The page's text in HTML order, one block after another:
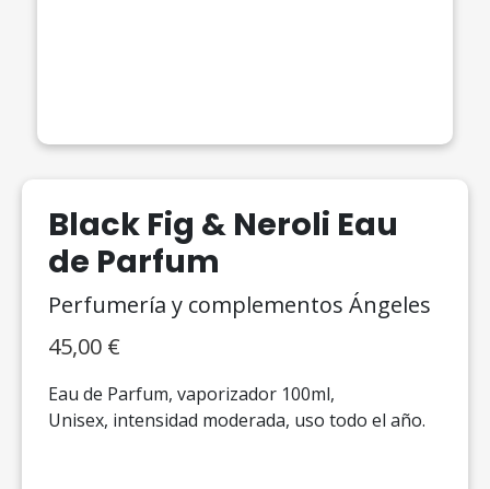
Black Fig & Neroli Eau
de Parfum
Perfumería y complementos Ángeles
45,00 €
Eau de Parfum, vaporizador 100ml,
Unisex, intensidad moderada, uso todo el año.